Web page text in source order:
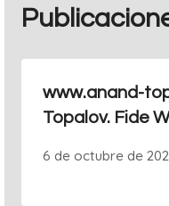
www.anand-
Topalov. Fide
6 de octubre de